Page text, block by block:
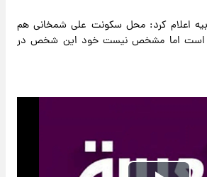
اعلام کرد: محل سکونت علی شمخانی هم
است اما مشخص نیست خود این شخص در